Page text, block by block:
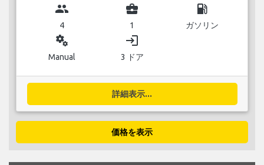
group
4
business_center
1
local_gas_station
ガソリン
miscellaneous_services
Manual
login
3 ドア
詳細表示...
価格を表示